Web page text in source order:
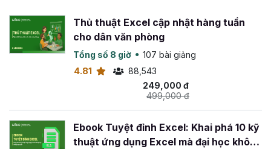
Thủ thuật Excel cập nhật hàng tuần
cho dân văn phòng
Tổng số 8 giờ
107 bài giảng
4.81
88,543
249,000 đ
499,000 đ
Ebook Tuyệt đỉnh Excel: Khai phá 10 kỹ
thuật ứng dụng Excel mà đại học không